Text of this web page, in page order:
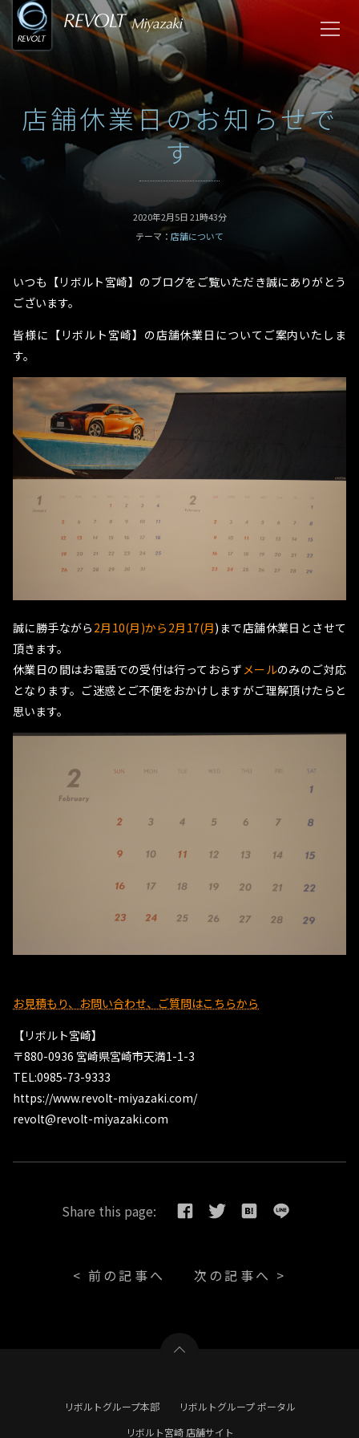
店舗休業日のお知らせで
す
2020年2月5日 21時43分
テーマ： 店舗について
いつも【リボルト宮崎】のブログをご覧いただき誠にありがとう
ございます。
皆様に【リボルト宮崎】の店舗休業日についてご案内いたしま
す。
誠に勝手ながら 2月10(月)から2月17(月)まで店舗休業日とさせて
頂きます。
休業日の間はお電話での受付は行っておらず メールのみのご対応
となります。ご迷惑とご不便をおかけしますがご理解頂けたらと
思います。
お見積もり、お問い合わせ、ご質問はこちらから
【リボルト宮崎】
〒880-0936 宮崎県宮崎市天満1-1-3
TEL:0985-73-9333
https://www.revolt-miyazaki.com/
revolt@revolt-miyazaki.com
Share this page:
< 前の記事へ 次の記事へ >
リボルトグループ本部
リボルトグループ ポータル
リボルト宮崎 店舗サイト